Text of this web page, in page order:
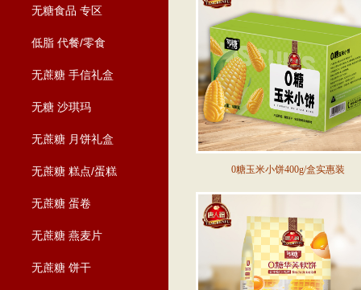
无糖食品 专区
低脂 代餐/零食
无蔗糖 手信礼盒
无糖 沙琪玛
无蔗糖 月饼礼盒
无蔗糖 糕点/蛋糕
无蔗糖 蛋卷
无蔗糖 燕麦片
无蔗糖 饼干
0糖玉米小饼400g/盒实惠装